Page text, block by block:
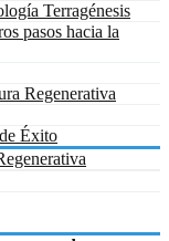
Terragénesis
pasos hacia la
Regenerativa
Éxito